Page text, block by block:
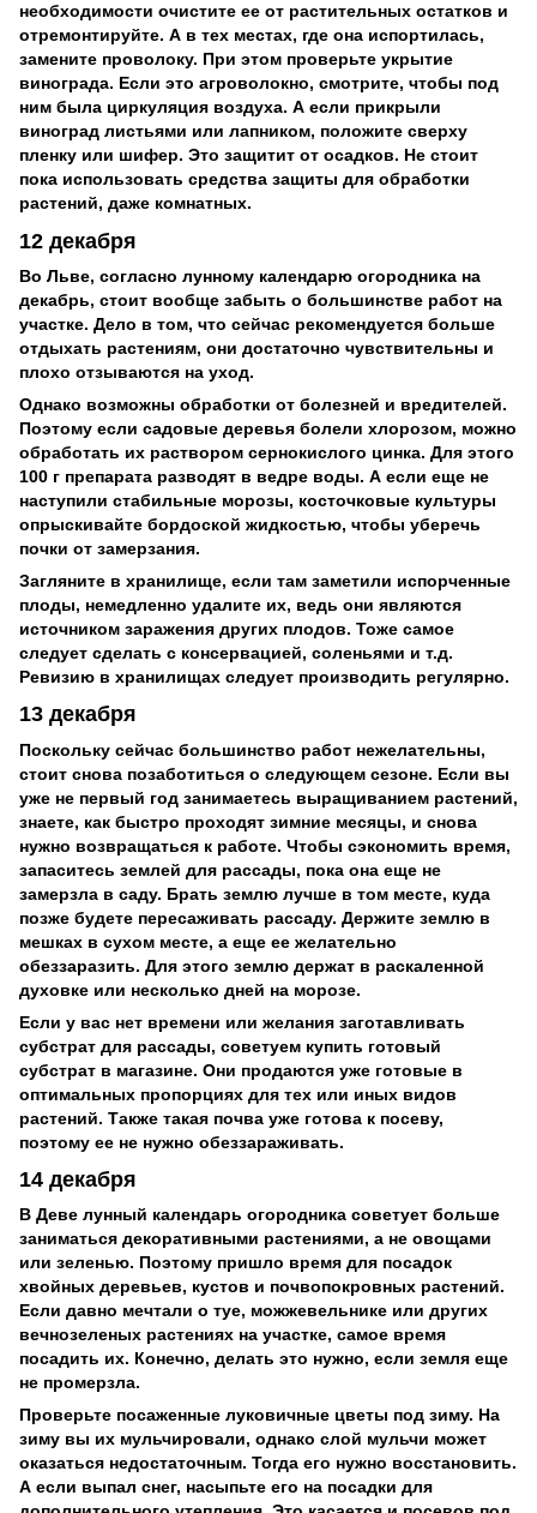
необходимости очистите ее от растительных остатков и
отремонтируйте. А в тех местах, где она испортилась,
замените проволоку. При этом проверьте укрытие
винограда. Если это агроволокно, смотрите, чтобы под
ним была циркуляция воздуха. А если прикрыли
виноград листьями или лапником, положите сверху
пленку или шифер. Это защитит от осадков. Не стоит
пока использовать средства защиты для обработки
растений, даже комнатных.
12 декабря
Во Льве, согласно лунному календарю огородника на
декабрь, стоит вообще забыть о большинстве работ на
участке. Дело в том, что сейчас рекомендуется больше
отдыхать растениям, они достаточно чувствительны и
плохо отзываются на уход.
Однако возможны обработки от болезней и вредителей.
Поэтому если садовые деревья болели хлорозом, можно
обработать их раствором сернокислого цинка. Для этого
100 г препарата разводят в ведре воды. А если еще не
наступили стабильные морозы, косточковые культуры
опрыскивайте бордоской жидкостью, чтобы уберечь
почки от замерзания.
Загляните в хранилище, если там заметили испорченные
плоды, немедленно удалите их, ведь они являются
источником заражения других плодов. Тоже самое
следует сделать с консервацией, соленьями и т.д.
Ревизию в хранилищах следует производить регулярно.
13 декабря
Поскольку сейчас большинство работ нежелательны,
стоит снова позаботиться о следующем сезоне. Если вы
уже не первый год занимаетесь выращиванием растений,
знаете, как быстро проходят зимние месяцы, и снова
нужно возвращаться к работе. Чтобы сэкономить время,
запаситесь землей для рассады, пока она еще не
замерзла в саду. Брать землю лучше в том месте, куда
позже будете пересаживать рассаду. Держите землю в
мешках в сухом месте, а еще ее желательно
обеззаразить. Для этого землю держат в раскаленной
духовке или несколько дней на морозе.
Если у вас нет времени или желания заготавливать
субстрат для рассады, советуем купить готовый
субстрат в магазине. Они продаются уже готовые в
оптимальных пропорциях для тех или иных видов
растений. Также такая почва уже готова к посеву,
поэтому ее не нужно обеззараживать.
14 декабря
В Деве лунный календарь огородника советует больше
заниматься декоративными растениями, а не овощами
или зеленью. Поэтому пришло время для посадок
хвойных деревьев, кустов и почвопокровных растений.
Если давно мечтали о туе, можжевельнике или других
вечнозеленых растениях на участке, самое время
посадить их. Конечно, делать это нужно, если земля еще
не промерзла.
Проверьте посаженные луковичные цветы под зиму. На
зиму вы их мульчировали, однако слой мульчи может
оказаться недостаточным. Тогда его нужно восстановить.
А если выпал снег, насыпьте его на посадки для